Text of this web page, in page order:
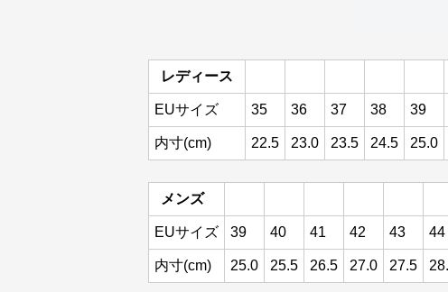
レディース
EUサイズ 35 36 37 38 39
内寸(cm) 22.5 23.0 23.5 24.5 25.0
メンズ
EUサイズ 39 40 41 42 43 44
内寸(cm) 25.0 25.5 26.5 27.0 27.5